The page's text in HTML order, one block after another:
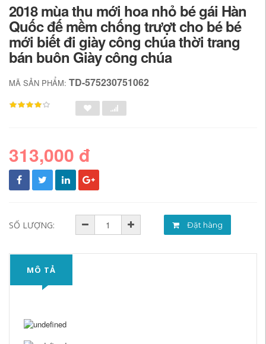
2018 mùa thu mới hoa nhỏ bé gái Hàn
Quốc đế mềm chống trượt cho bé bé
mới biết đi giày công chúa thời trang
bán buôn Giày công chúa
MÃ SẢN PHẨM: TD-575230751062
313,000 đ
SỐ LƯỢNG: Đặt hàng
MÔ TẢ